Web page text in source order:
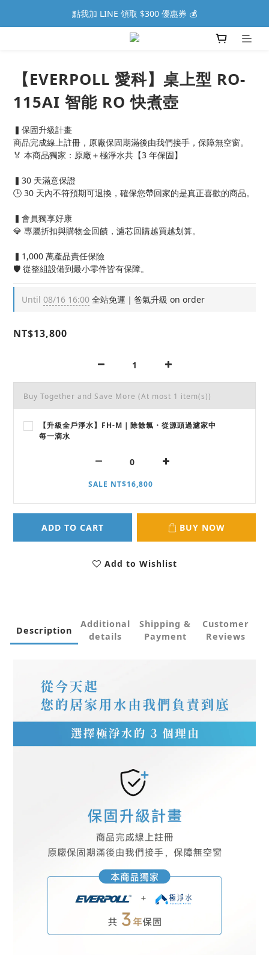
點我加 LINE 領取 $300 優惠券 💰
【EVERPOLL 愛科】桌上型 RO-
115AI 智能 RO 快煮壺
▍保固升級計畫
商品完成線上註冊，原廠保固期滿後由我們接手，保障無空窗。
🏅 本商品獨家：原廠＋極淨水共【3 年保固】
▍30 天滿意保證
🕒 30 天內不符預期可退換，確保您帶回家的是真正喜歡的商品。
▍會員獨享好康
💎 專屬折扣與購物金回饋，濾芯回購越買越划算。
▍1,000 萬產品責任保險
🛡️ 從整組設備到最小零件皆有保障。
Until 08/16 16:00 全站免運｜爸氣升級 on order
NT$13,800
Buy Together and Save More (At most 1 item(s))
【升級全戶淨水】FH-M｜除餘氯・從源頭過濾家中
每一滴水
SALE NT$16,800
ADD TO CART BUY NOW
Add to Wishlist
Description
Additional
details
Shipping &
Payment
Customer
Reviews